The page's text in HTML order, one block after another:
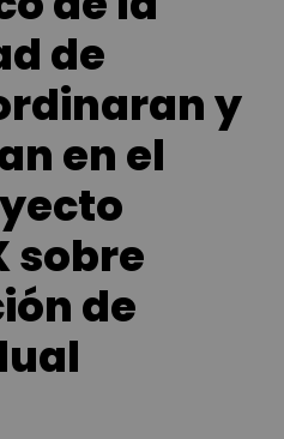
de
y
en el
sobre
de